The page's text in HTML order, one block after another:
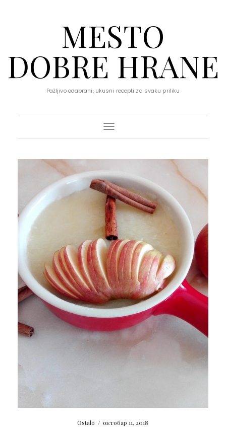
MESTO
DOBRE HRANE
Pažljivo odabrani, ukusni recepti za svaku priliku
Toggle Navigation
Ostalo / октобар 11, 2018